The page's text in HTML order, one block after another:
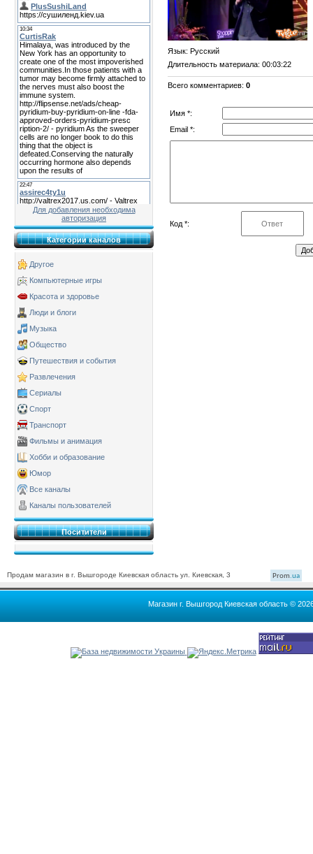
Для добавления необходима
авторизация
Категории каналов
Другое
Компьютерные игры
Красота и здоровье
Люди и блоги
Музыка
Общество
Путешествия и события
Развлечения
Сериалы
Спорт
Транспорт
Фильмы и анимация
Хобби и образование
Юмор
Все каналы
Каналы пользователей
Поситители
Язык: Русский
Длительность материала: 00:03:22
Всего комментариев: 0
Имя *:
Email *:
Код *:
Продам магазин в г. Вышгороде Киевская область ул. Киевская, 3 Prom.ua
Магазин г. Вышгород Киевская область ©